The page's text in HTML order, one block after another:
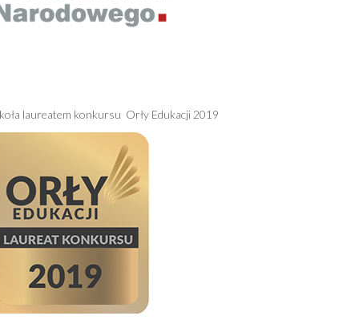
laureatem konkursu Orły Edukacji 2019